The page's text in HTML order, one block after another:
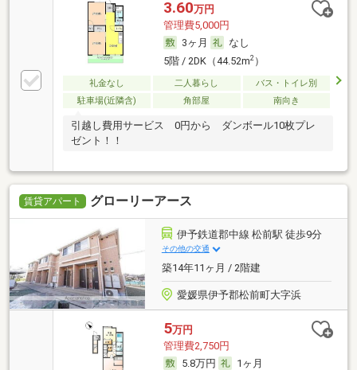
3.60万円
管理費5,000円
3ヶ月
なし
5階 / 2DK（44.52m2）
礼金なし 二人暮らし
バス・トイレ別
駐車場(近隣含)
角部屋 南向き
引越し費用サービス 0円から ダンボール10枚プレ
ゼント！！
賃貸アパート グローリーアース
伊予鉄道郡中線 松前駅 徒歩9分
その他の交通
築14年11ヶ月 / 2階建
愛媛県伊予郡松前町大字浜
5万円
管理費2,750円
5.8万円
1ヶ月